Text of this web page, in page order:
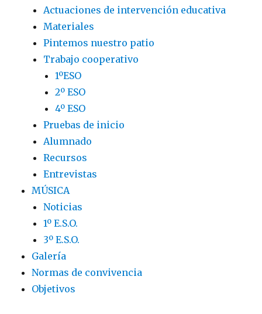
Actuaciones de intervención educativa
Materiales
Pintemos nuestro patio
Trabajo cooperativo
1ºESO
2º ESO
4º ESO
Pruebas de inicio
Alumnado
Recursos
Entrevistas
MÚSICA
Noticias
1º E.S.O.
3º E.S.O.
Galería
Normas de convivencia
Objetivos